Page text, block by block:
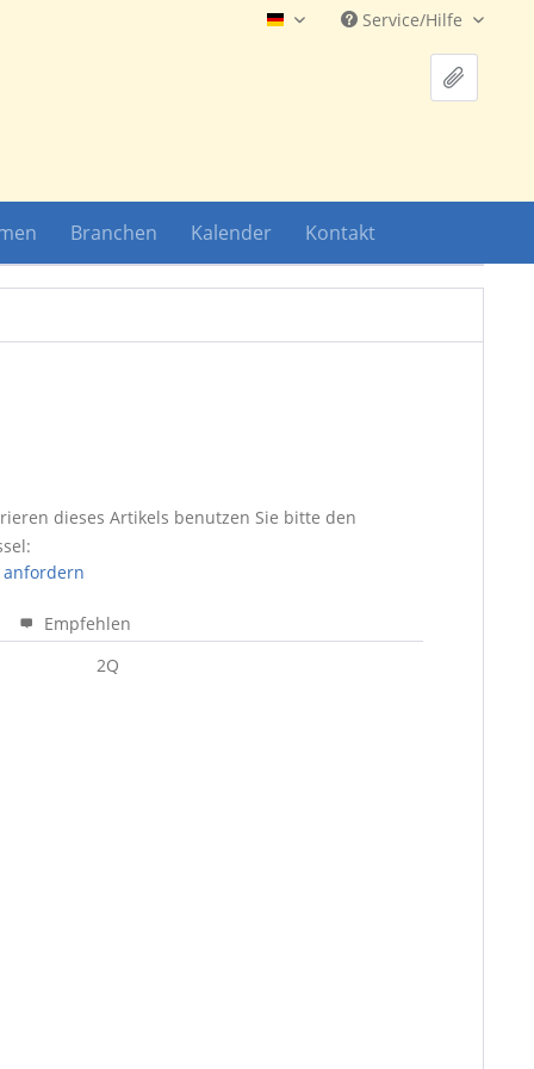
Hauptshop Deutsch
Service/Hilfe
Branchen Kalender Kontakt
dieses Artikels benutzen Sie bitte den
anfordern
Empfehlen
2Q